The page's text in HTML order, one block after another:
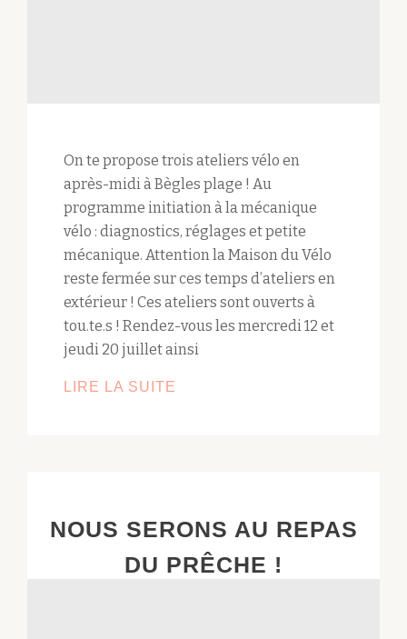
On te propose trois ateliers vélo en
après-midi à Bègles plage ! Au
programme initiation à la mécanique
vélo : diagnostics, réglages et petite
mécanique. Attention la Maison du Vélo
reste fermée sur ces temps d’ateliers en
extérieur ! Ces ateliers sont ouverts à
tou.te.s ! Rendez-vous les mercredi 12 et
jeudi 20 juillet ainsi
LIRE LA SUITE
NOUS SERONS AU REPAS
DU PRÊCHE !